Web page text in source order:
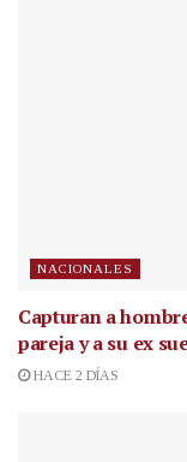
NACIONALES
Capturan a
pareja y a su ex
HACE 2 DÍAS